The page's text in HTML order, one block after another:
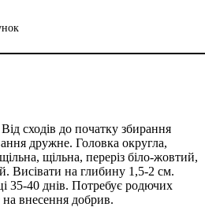
сходів до початку збирання
дружне. Головка округла,
щільна, переріз біло-жовтий,
Висівати на глибину 1,5-2 см.
35-40 днів. Потребує родючих
на внесення добрив.